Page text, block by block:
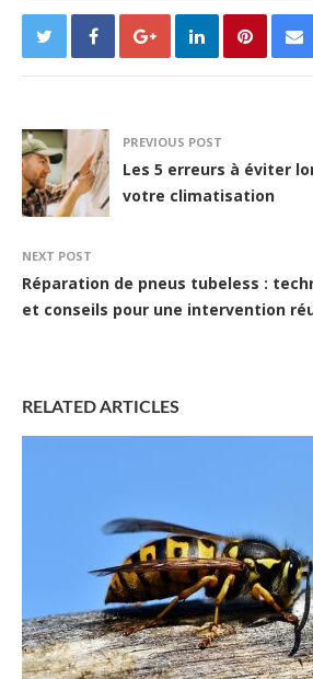
PREVIOUS POST
Les 5 erreurs à éviter
votre climatisation
NEXT POST
Réparation de pneus tubeless :
et conseils pour une intervention
RELATED ARTICLES